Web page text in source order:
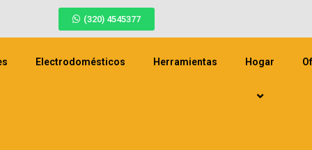
(320) 4545377
Electrodomésticos Herramientas Hogar